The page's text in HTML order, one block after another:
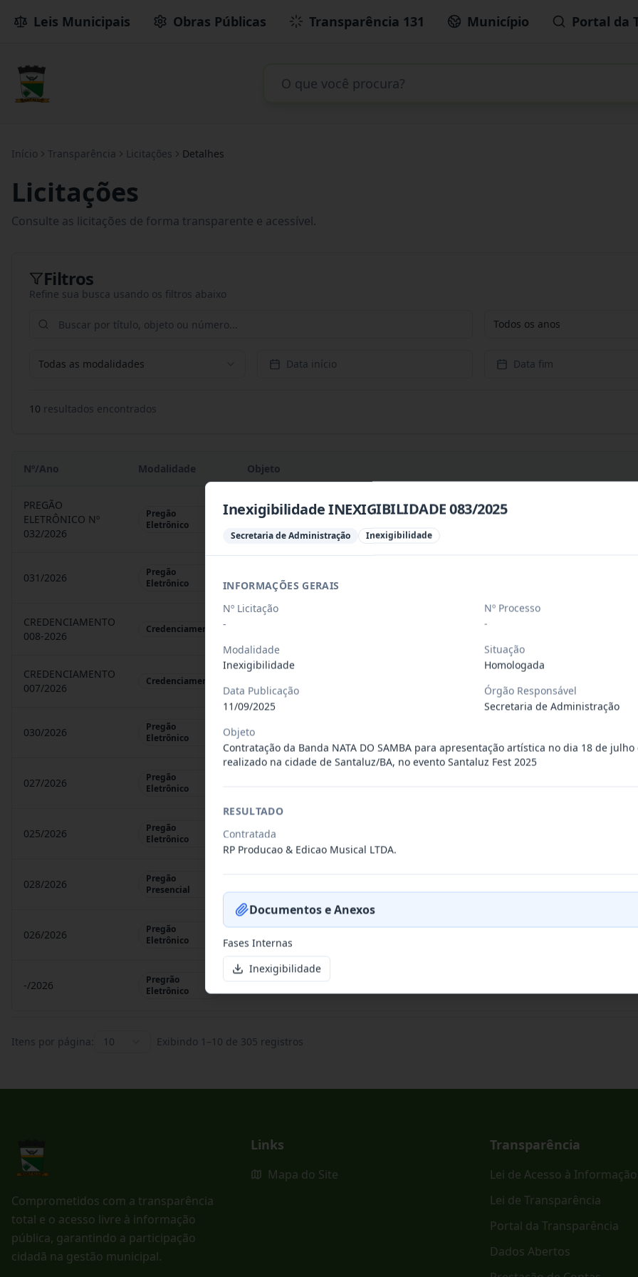
Leis Municipais Obras Públicas Transparência 131 Município Portal da
Início Transparência Licitações Detalhes
Licitações
Consulte as licitações de forma transparente e acessível.
Filtros
Refine sua busca usando os filtros abaixo
Todos os anos
Todas as modalidades Data início Data fim
10 resultados encontrados
Nº/Ano Modalidade Objeto
PREGÃO
ELETRÔNICO Nº
032/2026
Pregão
Eletrônico
REGISTRO DE PREÇOS PARA CONTRATAÇÃO DE EMPRESA PARA PRESTAÇÃ
031/2026
Pregão
Eletrônico
REGISTRO DE PREÇOS PARA AQUISIÇÃO DE PRODUTOS VETERINÁRIOS P
CREDENCIAMENTO
008-2026
Credenciamento CHAMAMENTO PÚBLICO PARA FINS DE CREDENCIAMENTO DE PESSOA JUR
CREDENCIAMENTO
007/2026
Credenciamento CHAMAMENTO PÚBLICO PARA FINS DE CREDENCIAMENTO DE PESSOA JUR
030/2026
Pregão
Eletrônico
REGISTRO DE PREÇOS PARA FUTURA E EVENTUAL CONTRATAÇÃO DE EMP
027/2026
Pregão
Eletrônico
025/2026
Pregão
Eletrônico
REGISTRO DE PREÇO PARA A CONTRATAÇÃO DE EMPRESA PARA LOCAÇÃO
028/2026
Pregão
Presencial
026/2026
Pregão
Eletrônico
-/2026
Pregrão
Eletrônico
Itens por página: 10 Exibindo 1 –10 de 305 registros
Comprometidos com a transparência
total e o acesso livre à informação
pública, garantindo a participação
cidadã na gestão municipal.
Links
Mapa do Site
Transparência
Lei de Acesso à Informação
Lei de Transparência
Portal da Transparência
Dados Abertos
Inexigibilidade INEXIGIBILIDADE 083/2025
Secretaria de Administração Inexigibilidade
INFORMAÇÕES GERAIS
Nº Licitação
-
Nº Processo
-
Modalidade
Inexigibilidade
Situação
Homologada
Data Publicação
11/09/2025
Órgão Responsável
Secretaria de Administração
Objeto
Contratação da Banda NATA DO SAMBA para apresentação artística no dia 18 de julho
realizado na cidade de Santaluz/BA, no evento Santaluz Fest 2025
RESULTADO
Contratada
RP Producao & Edicao Musical LTDA.
Documentos e Anexos
Fases Internas
Inexigibilidade